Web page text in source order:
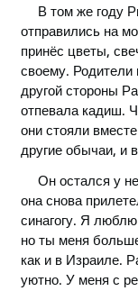
В том же году
отправились на
принёс цветы,
своему. Родители
другой стороны
отпевала кадиш.
они стояли
другие обычаи, и
Он остался у
она снова
синагогу. Я
но ты меня
как и в Израиле.
уютно. У меня с